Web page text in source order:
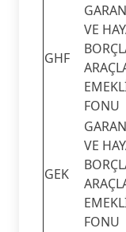
GHF
VE
FONU
GEK
VE
FONU